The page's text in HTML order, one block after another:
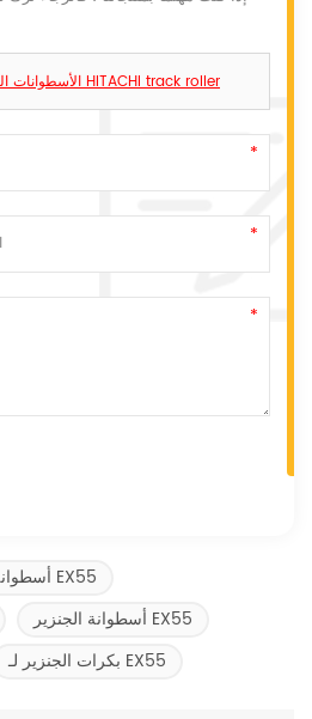
EX55 الأسطوانات السفلية HITACHI track roller
أسطوانة EX55
أسطوانة الجنزير EX55
بكرات الجنزير لـ EX55